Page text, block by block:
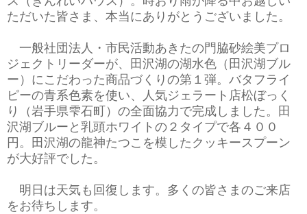
ただいた皆さま、本当にありがとうございました。
一般社団法人・市民活動あきたの門脇砂絵美プロ
ジェクトリーダーが、田沢湖の湖水色（田沢湖ブル
ー）にこだわった商品づくりの第１弾。バタフライ
ピーの青系色素を使い、人気ジェラート店松ぼっく
り（岩手県雫石町）の全面協力で完成しました。田
沢湖ブルーと乳頭ホワイトの２タイプで各４００
円。田沢湖の龍神たつこを模したクッキースプーン
が大好評でした。
明日は天気も回復します。多くの皆さまのご来店
をお待ちします。